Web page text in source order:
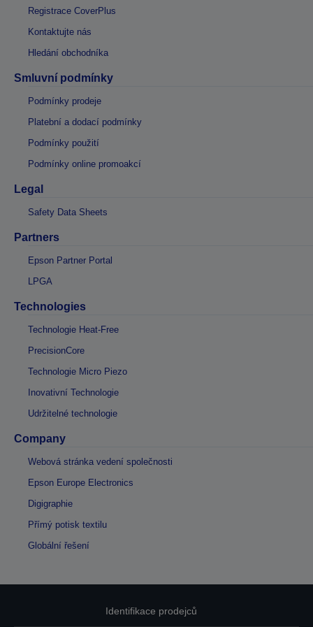
Registrace CoverPlus
Kontaktujte nás
Hledání obchodníka
Smluvní podmínky
Podmínky prodeje
Platební a dodací podmínky
Podmínky použití
Podmínky online promoakcí
Legal
Safety Data Sheets
Partners
Epson Partner Portal
LPGA
Technologies
Technologie Heat-Free
PrecisionCore
Technologie Micro Piezo
Inovativní Technologie
Udržitelné technologie
Company
Webová stránka vedení společnosti
Epson Europe Electronics
Digigraphie
Přímý potisk textilu
Globální řešení
Identifikace prodejců